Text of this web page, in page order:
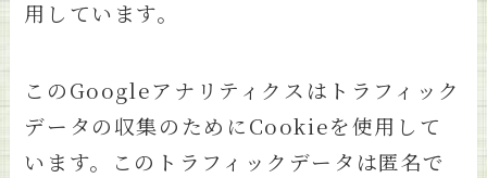
用しています。
このGoogleアナリティクスはトラフィック
データの収集のためにCookieを使用して
います。このトラフィックデータは匿名で